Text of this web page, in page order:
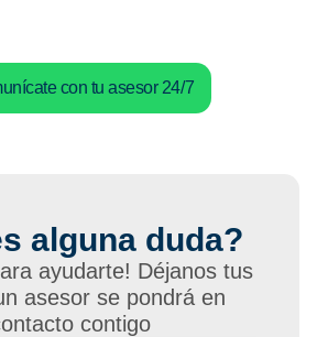
con tu asesor 24/7
alguna duda?
ayudarte! Déjanos tus
asesor se pondrá en
contigo